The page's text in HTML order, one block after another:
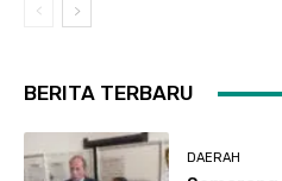
BERITA TERBARU
DAERAH